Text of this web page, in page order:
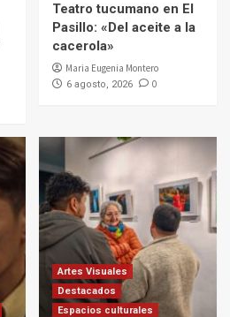
Teatro tucumano en El
Pasillo: «Del aceite a la
cacerola»
Maria Eugenia Montero
6 agosto, 2026 0
Artes Visuales
Destacados
Espacios culturales